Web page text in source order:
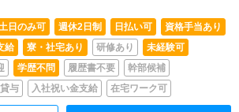
日のみ可 週休2日制 日払い可
資格手当あり
給 寮・社宅あり 研修あり
未経験可
学歴不問 履歴書不要
幹部候補
与 入社祝い金支給 在宅ワーク可